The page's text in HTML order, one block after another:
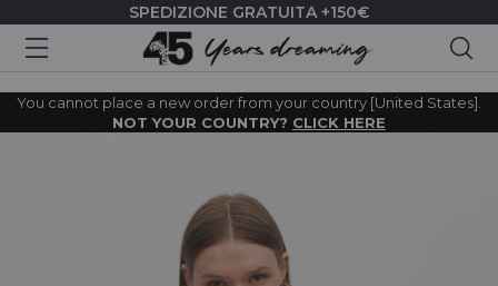
SPEDIZIONE GRATUITA +150€
You cannot place a new order from your country [United States].
NOT YOUR COUNTRY? CLICK HERE